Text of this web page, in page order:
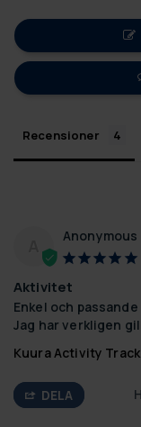
Recensioner
Anonymous
Aktivitet
Enkel och passande
Jag har verkligen
Kuura Activity
DELA